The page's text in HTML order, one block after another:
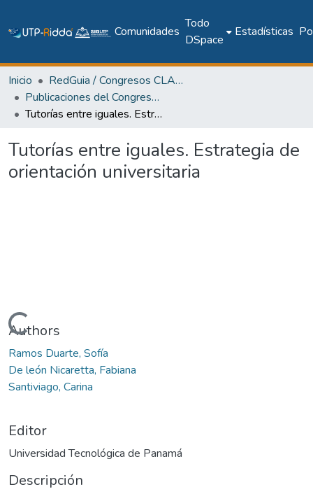
Comunidades
Todo
DSpace
Estadísticas
Inicio
RedGuia / Congresos CLABES
Publicaciones del Congreso Internacional CLABES
Tutorías entre iguales. Estrategia de orientación universitaria
Tutorías entre iguales. Estrategia de
orientación universitaria
Cargando...
Authors
Ramos Duarte, Sofía
De león Nicaretta, Fabiana
Santiviago, Carina
Editor
Universidad Tecnológica de Panamá
Descripción